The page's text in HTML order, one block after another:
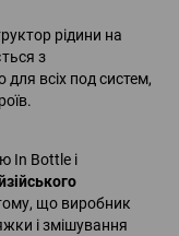
рідини на
з
для всіх под систем,
In Bottle і
що виробник
і змішування